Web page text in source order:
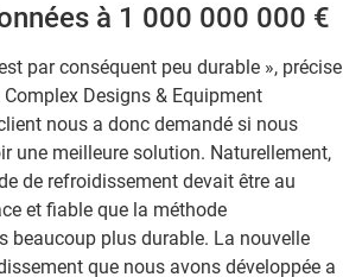
à 1 000 000 000 €
par conséquent peu durable », précise
Designs & Equipment
nous a donc demandé si nous
une meilleure solution. Naturellement,
de refroidissement devait être au
et fiable que la méthode
beaucoup plus durable. La nouvelle
que nous avons développée a